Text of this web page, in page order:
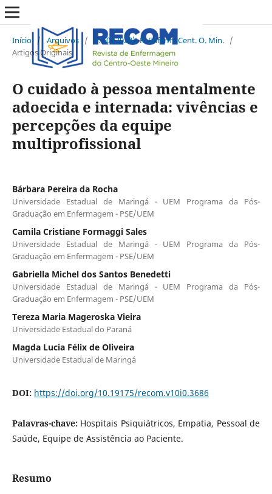
Início / Arquivos / v. 10 (2020): R. Enferm. Cent. O. Min. /
Artigos Originais
O cuidado à pessoa mentalmente
adoecida e internada: vivências e
percepções da equipe
multiprofissional
Bárbara Pereira da Rocha
Universidade Estadual de Maringá - UEM Programa da Pós-
Graduação em Enfermagem - PSE/UEM
Camila Cristiane Formaggi Sales
Universidade Estadual de Maringá - UEM Programa da Pós-
Graduação em Enfermagem - PSE/UEM
Gabriella Michel dos Santos Benedetti
Universidade Estadual de Maringá - UEM Programa da Pós-
Graduação em Enfermagem - PSE/UEM
Tereza Maria Mageroska Vieira
Universidade Estadual do Paraná
Magda Lucia Félix de Oliveira
Universidade Estadual de Maringá
DOI: https://doi.org/10.19175/recom.v10i0.3686
Palavras-chave: Hospitais Psiquiátricos, Empatia, Pessoal de
Saúde, Equipe de Assistência ao Paciente.
Resumo